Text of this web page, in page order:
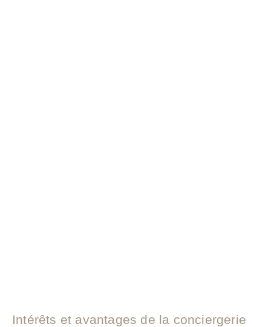
Intérêts et avantages de la conciergerie